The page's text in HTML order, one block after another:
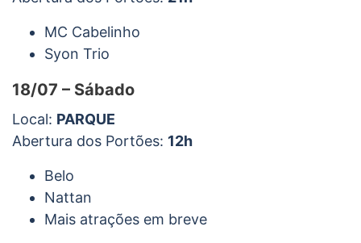
MC Cabelinho
Syon Trio
18/07 – Sábado
Local: PARQUE
Abertura dos Portões: 12h
Belo
Nattan
Mais atrações em breve